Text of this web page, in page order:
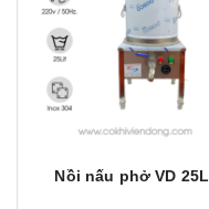
Nồi nấu phở VD 25L